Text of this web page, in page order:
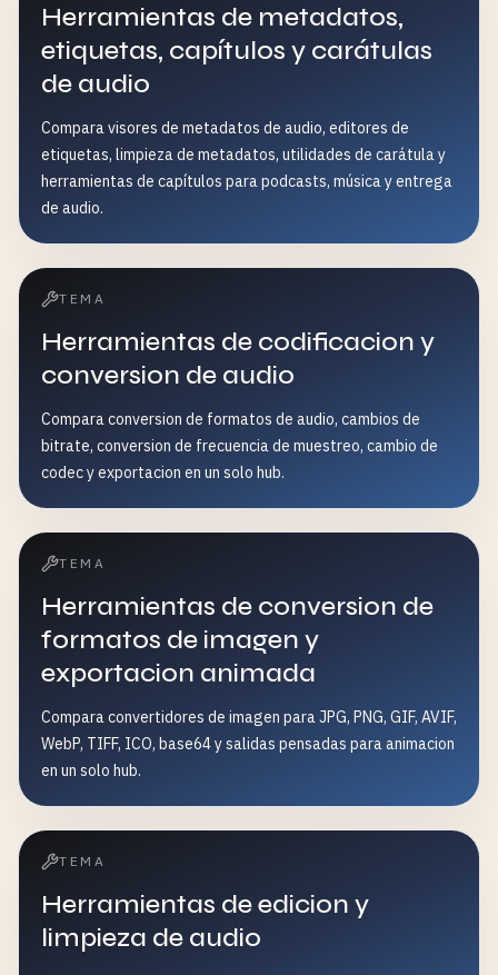
Herramientas de metadatos,
etiquetas, capítulos y carátulas
de audio
Compara visores de metadatos de audio, editores de
etiquetas, limpieza de metadatos, utilidades de carátula y
herramientas de capítulos para podcasts, música y entrega
de audio.
TEMA
Herramientas de codificacion y
conversion de audio
Compara conversion de formatos de audio, cambios de
bitrate, conversion de frecuencia de muestreo, cambio de
codec y exportacion en un solo hub.
TEMA
Herramientas de conversion de
formatos de imagen y
exportacion animada
Compara convertidores de imagen para JPG, PNG, GIF, AVIF,
WebP, TIFF, ICO, base64 y salidas pensadas para animacion
en un solo hub.
TEMA
Herramientas de edicion y
limpieza de audio